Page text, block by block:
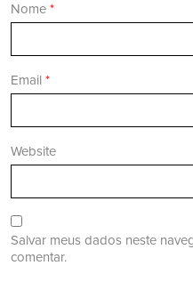
Nome *
Email *
Website
Salvar meus dados neste
comentar.